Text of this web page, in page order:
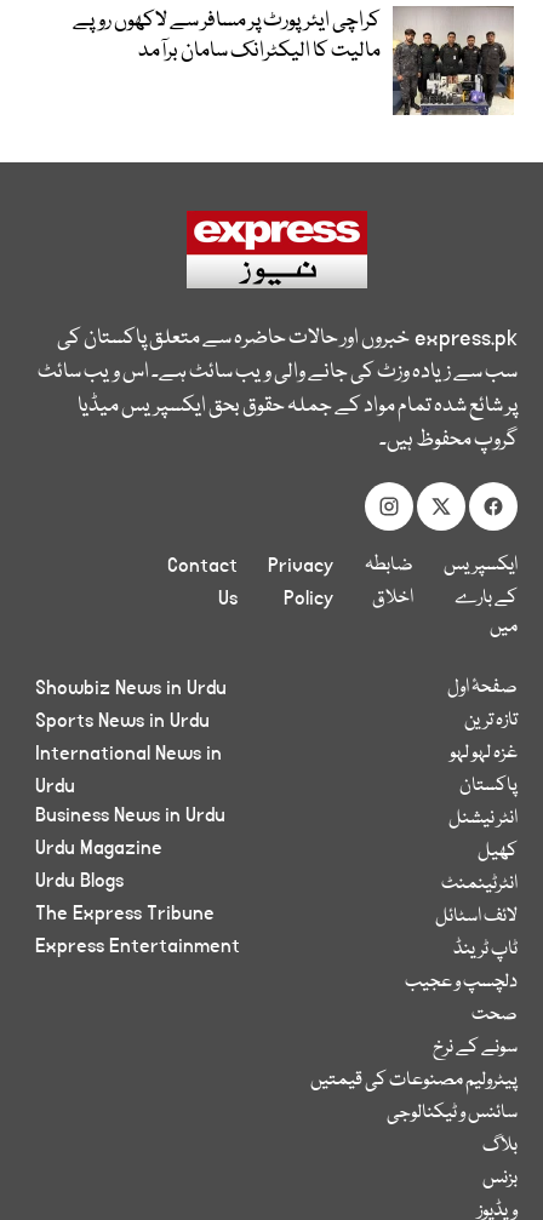
کراچی ایئرپورٹ پر مسافر سے لاکھوں روپے
مالیت کا الیکٹرانک سامان برآمد
express.pkخبروں اور حالات حاضرہ سے متعلق پاکستان کی
سب سے زیادہ وزٹ کی جانے والی ویب سائٹ ہے۔ اس ویب سائٹ
پر شائع شدہ تمام مواد کے جملہ حقوق بحق ایکسپریس میڈیا
گروپ محفوظ ہیں۔
ایکسپریس
کے بارے
میں
ضابطہ
اخلاق
Privacy
Policy
Contact
Us
صفحۂ اول
تازہ ترین
غزہ لہو لہو
پاکستان
انٹر نیشنل
کھیل
انٹرٹینمنٹ
لائف اسٹائل
ٹاپ ٹرینڈ
دلچسپ و عجیب
صحت
سونے کے نرخ
پیٹرولیم مصنوعات کی قیمتیں
سائنس و ٹیکنالوجی
بلاگ
بزنس
ویڈیوز
Showbiz News in Urdu
Sports News in Urdu
International News in
Urdu
Business News in Urdu
Urdu Magazine
Urdu Blogs
The Express Tribune
Express Entertainment